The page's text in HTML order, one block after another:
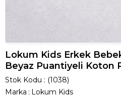
Lokum Kids Erkek
Beyaz Puantiyeli Koton
Stok Kodu
(1038)
Marka : Lokum Kids